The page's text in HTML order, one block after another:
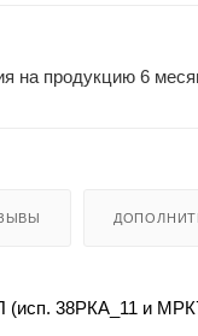
на продукцию 6
38РКА_11 и